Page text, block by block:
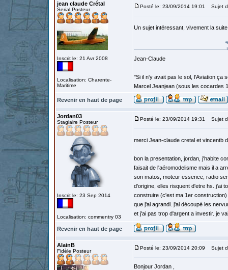
jean claude Crétal
Serial Posteur
Inscrit le: 21 Avr 2008
Localisation: Charente-
Maritime
Posté le: 23/09/2014 19:01 Sujet
Un sujet intéressant, vivement la
Jean-Claude
"Si il n'y avait pas le sol, l'Aviation ça
Marcel Jeanjean (sous les cocardes
Revenir en haut de page
Jordan03
Stagiaire Posteur
Inscrit le: 23 Sep 2014
Localisation: commentry 03
Posté le: 23/09/2014 19:31 Sujet
merci Jean-claude cretal et vincentb
bon la presentation, jordan, j'habite
faisait de l'aéromodelisme mais il a
son matos, moteur essence, radio
d'origine, elles risquent d'etre hs. j'ai
construire (c'est ma 1er
que j'ai agrandi. j'ai découpé les
et j'ai pas trop d'argent a investir. je
Revenir en haut de page
AlainB
Fidèle Posteur
Posté le: 23/09/2014 20:09 Sujet
Bonjour Jordan ,